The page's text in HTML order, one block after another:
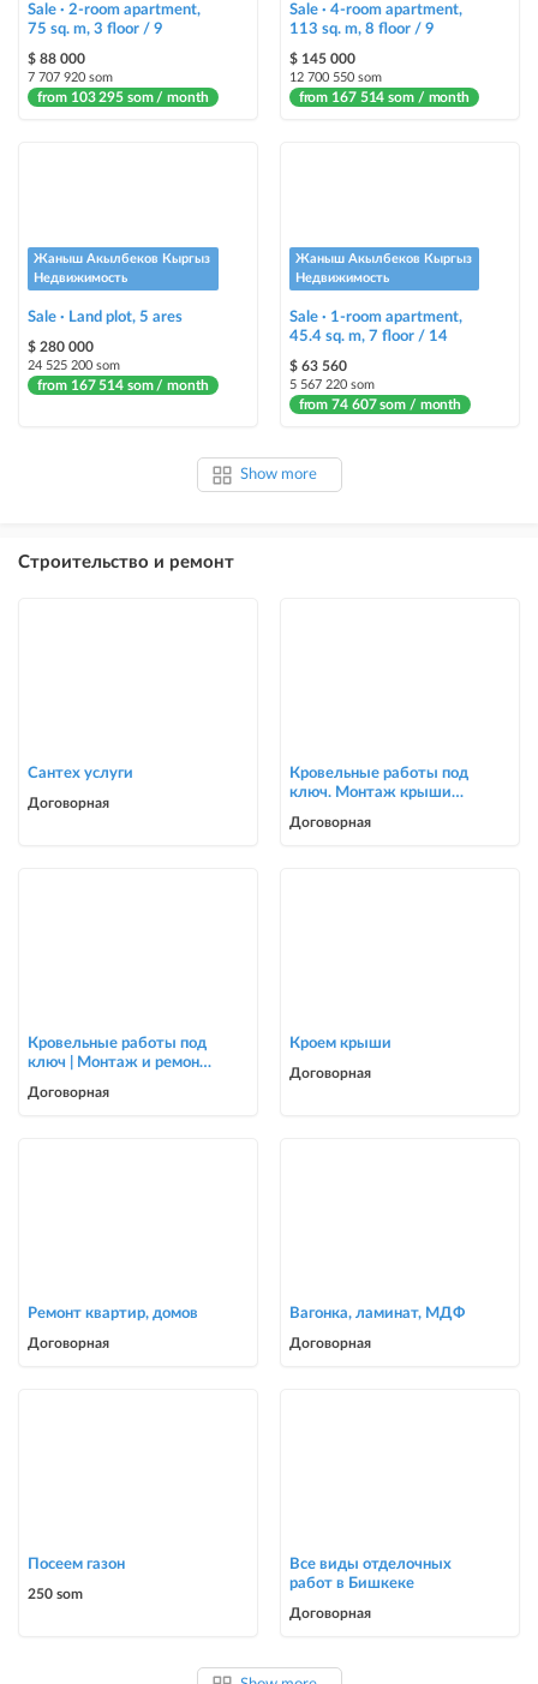
Sale · 2-room apartment,
75 sq. m, 3 floor / 9
$ 88 000
7 707 920 som
from 103 295 som / month
Sale · 4-room apartment,
113 sq. m, 8 floor / 9
$ 145 000
12 700 550 som
from 167 514 som / month
Жаныш Акылбеков Кыргыз
Недвижимость
Sale · Land plot, 5 ares
$ 280 000
24 525 200 som
from 167 514 som / month
Жаныш Акылбеков Кыргыз
Недвижимость
Sale · 1-room apartment,
45.4 sq. m, 7 floor / 14
$ 63 560
5 567 220 som
from 74 607 som / month
Show more
Строительство и ремонт
Сантех услуги
Договорная
Кровельные работы под
ключ. Монтаж крыши
коттеджей
Договорная
Кровельные работы под
ключ | Монтаж и ремонт
Договорная
Кроем крыши
Договорная
Ремонт квартир, домов
Договорная
Вагонка, ламинат, МДФ
Договорная
Посеем газон
250 som
Все виды отделочных
работ в Бишкеке
Договорная